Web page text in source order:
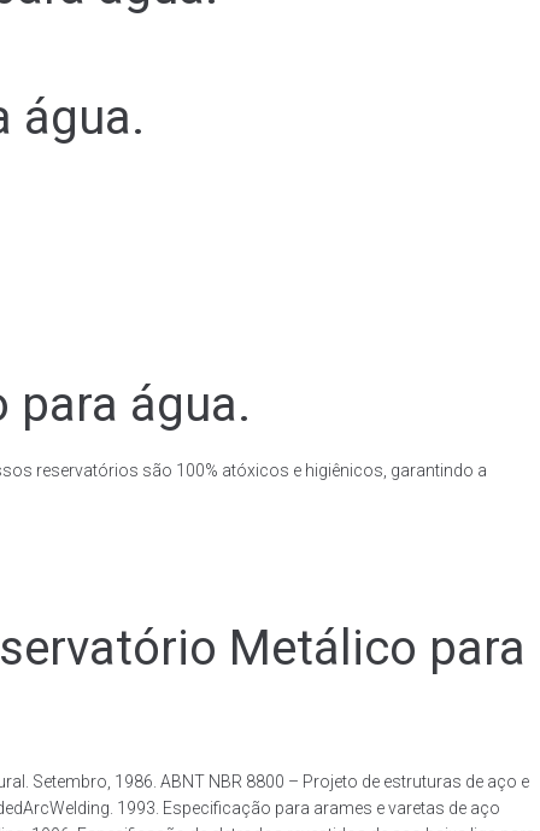
água.
para água.
reservatórios são 100% atóxicos e higiênicos, garantindo a
Metálico para
Setembro, 1986. ABNT NBR 8800 – Projeto de estruturas de aço e
1993. Especificação para arames e varetas de aço